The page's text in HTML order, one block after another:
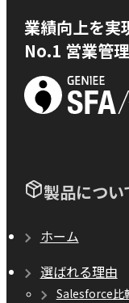
業績向上を実
No.1 営業管
製品につい
ホーム
選ばれる理由
Salesforce比